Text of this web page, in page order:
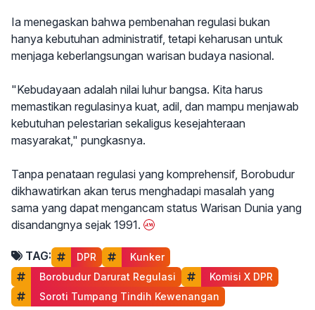
Ia menegaskan bahwa pembenahan regulasi bukan
hanya kebutuhan administratif, tetapi keharusan untuk
menjaga keberlangsungan warisan budaya nasional.
"Kebudayaan adalah nilai luhur bangsa. Kita harus
memastikan regulasinya kuat, adil, dan mampu menjawab
kebutuhan pelestarian sekaligus kesejahteraan
masyarakat," pungkasnya.
Tanpa penataan regulasi yang komprehensif, Borobudur
dikhawatirkan akan terus menghadapi masalah yang
sama yang dapat mengancam status Warisan Dunia yang
disandangnya sejak 1991.
TAG: DPR
Kunker
Borobudur Darurat Regulasi
Komisi X DPR
Soroti Tumpang Tindih Kewenangan